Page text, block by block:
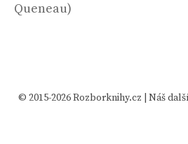
Queneau)
© 2015-2026 Rozborknihy.cz | Náš